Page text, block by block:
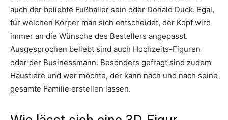
auch der beliebte Fußballer sein oder Donald Duck. Egal,
für welchen Körper man sich entscheidet, der Kopf wird
immer an die Wünsche des Bestellers angepasst.
Ausgesprochen beliebt sind auch Hochzeits-Figuren
oder der Businessmann. Besonders gefragt sind zudem
Haustiere und wer möchte, der kann nach und nach seine
gesamte Familie erstellen lassen.